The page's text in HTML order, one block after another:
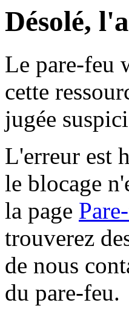
Désolé,
Le pare-feu
cette
jugée
L'erreur est
le blocage
la page
trouverez
de nous
du pare-feu.